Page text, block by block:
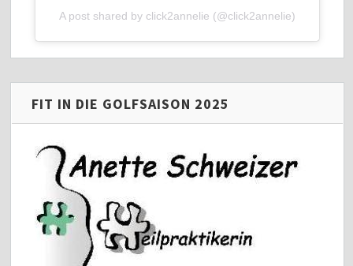
A post shared by click2annelie (@click2annelie)
FIT IN DIE GOLFSAISON 2025